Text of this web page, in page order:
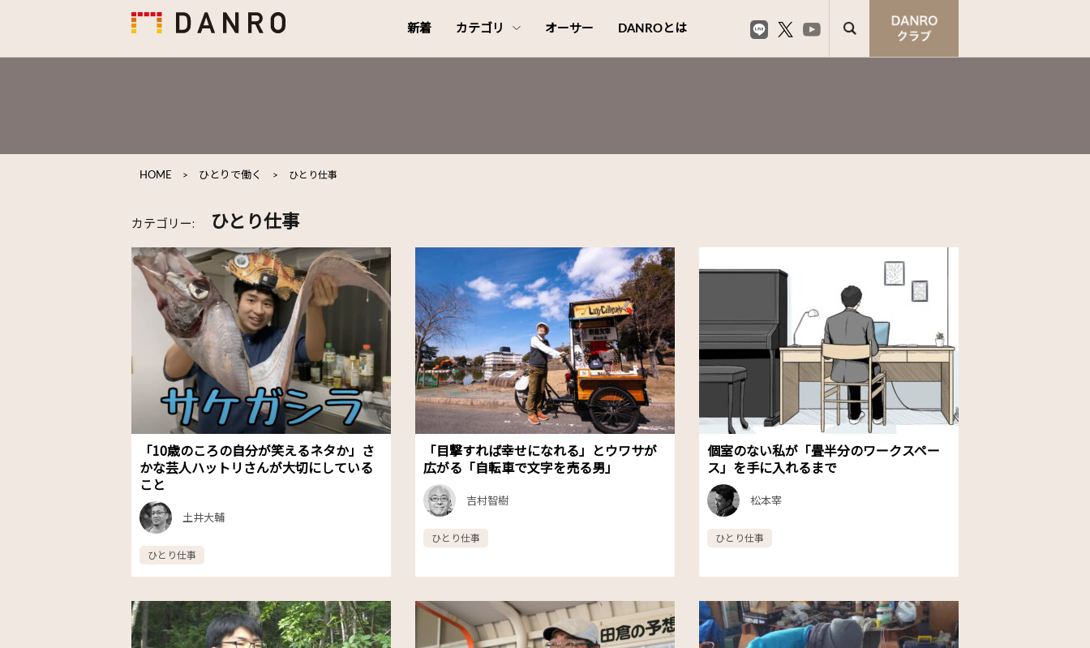
新着 カテゴリ オーサー DANROとは
HOME > ひとりで働く > ひとり仕事
カテゴリー: ひとり仕事
「10歳のころの自分が笑えるネタか」さ
かな芸人ハットリさんが大切にしている
こと
土井大輔
ひとり仕事
「目撃すれば幸せになれる」とウワサが
広がる「自転車で文字を売る男」
吉村智樹
ひとり仕事
個室のない私が「畳半分のワークスペー
ス」を手に入れるまで
松本宰
ひとり仕事